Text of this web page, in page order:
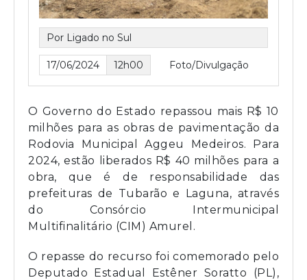
Por Ligado no Sul
17/06/2024 12h00 Foto/Divulgação
O Governo do Estado repassou mais R$ 10
milhões para as obras de pavimentação da
Rodovia Municipal Aggeu Medeiros. Para
2024, estão liberados R$ 40 milhões para a
obra, que é de responsabilidade das
prefeituras de Tubarão e Laguna, através
do Consórcio Intermunicipal
Multifinalitário (CIM) Amurel.
O repasse do recurso foi comemorado pelo
Deputado Estadual Estêner Soratto (PL),